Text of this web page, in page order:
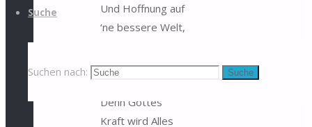
Suche
Suchen nach: Suche
Und Hoffnung auf
‘ne bessere Welt,
jetzige nicht
Denn Gottes
Kraft wird Alles